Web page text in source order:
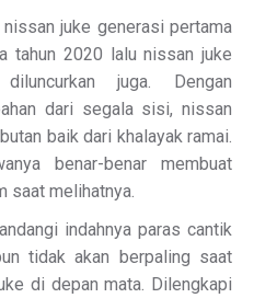
juke generasi pertama
tahun 2020 lalu nissan juke
juga. Dengan
dari segala sisi, nissan
baik dari khalayak ramai.
benar-benar membuat
saat melihatnya.
indahnya paras cantik
tidak akan berpaling saat
di depan mata. Dilengkapi